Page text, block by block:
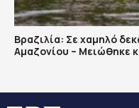
Βραζιλία: Σε χαμηλό
Αμαζονίου – Μειώθηκε